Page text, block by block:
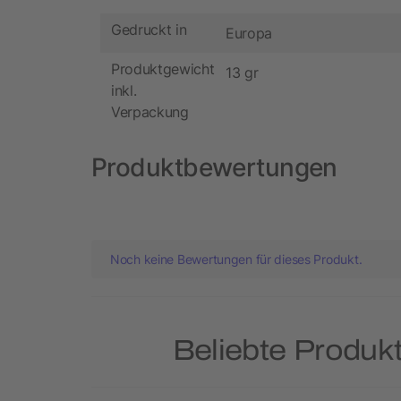
Gedruckt in Europa
Produktgewicht
inkl.
Verpackung
13 gr
Produktbewertungen
Noch keine Bewertungen für dieses Produkt.
Beliebte